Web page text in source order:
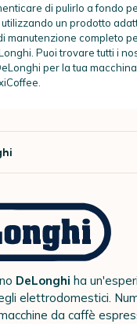
di pulirlo a fondo
un prodotto
manutenzione completo
Puoi trovare tutti i
per la tua
DeLonghi ha
elettrodomestici.
da caffè